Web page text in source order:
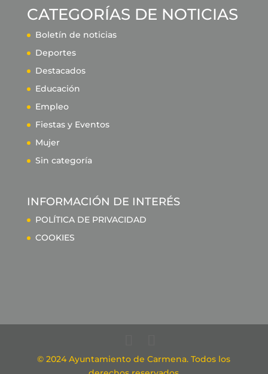
CATEGORÍAS DE NOTICIAS
Boletín de noticias
Deportes
Destacados
Educación
Empleo
Fiestas y Eventos
Mujer
Sin categoría
INFORMACIÓN DE INTERÉS
POLÍTICA DE PRIVACIDAD
COOKIES
© 2024 Ayuntamiento de Carmena. Todos los